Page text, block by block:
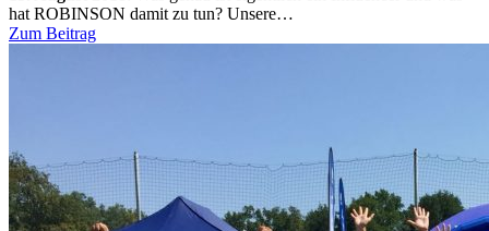
hat ROBINSON damit zu tun? Unsere…
Zum Beitrag